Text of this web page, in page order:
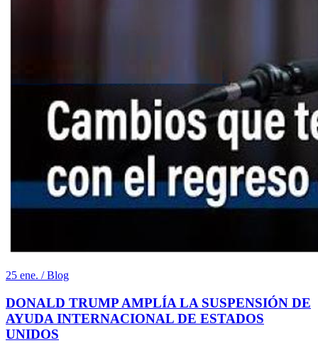
25 ene. / Blog
DONALD TRUMP AMPLÍA LA SUSPENSIÓN DE
AYUDA INTERNACIONAL DE ESTADOS
UNIDOS